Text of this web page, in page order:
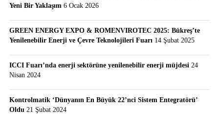
Yeni Bir Yaklaşım 6 Ocak 2026
GREEN ENERGY EXPO & ROMENVIROTEC 2025: Bükreş’te
Yenilenebilir Enerji ve Çevre Teknolojileri Fuarı 14 Şubat 2025
ICCI Fuarı’nda enerji sektörüne yenilenebilir enerji müjdesi 24
Nisan 2024
Kontrolmatik ‘Dünyanın En Büyük 22’nci Sistem Entegratörü’
Oldu 21 Şubat 2024